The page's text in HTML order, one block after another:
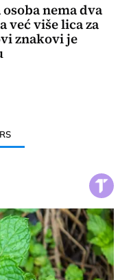
nema dva
već više lica za
znakovi je